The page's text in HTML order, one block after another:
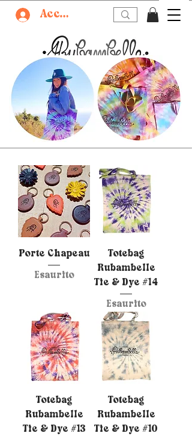
Accedi
Porte Chapeau
Esaurito
Totebag
Rubambelle
Tie & Dye #14
Esaurito
Totebag
Rubambelle
Tie & Dye #13
Totebag
Rubambelle
Tie & Dye #10